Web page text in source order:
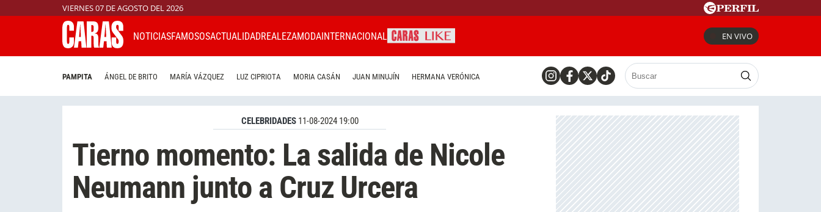
VIERNES 07 DE AGOSTO DEL 2026
NOTICIASFAMOSOSACTUALIDADREALEZAMODAINTERNACIONAL EN VIVO
PAMPITA ÁNGEL DE BRITO MARÍA VÁZQUEZ LUZ CIPRIOTA MORIA CASÁN JUAN MINUJÍN HERMANA VERÓNICA
CELEBRIDADES 11-08-2024 19:00
Tierno momento: La salida de Nicole
Neumann junto a Cruz Urcera